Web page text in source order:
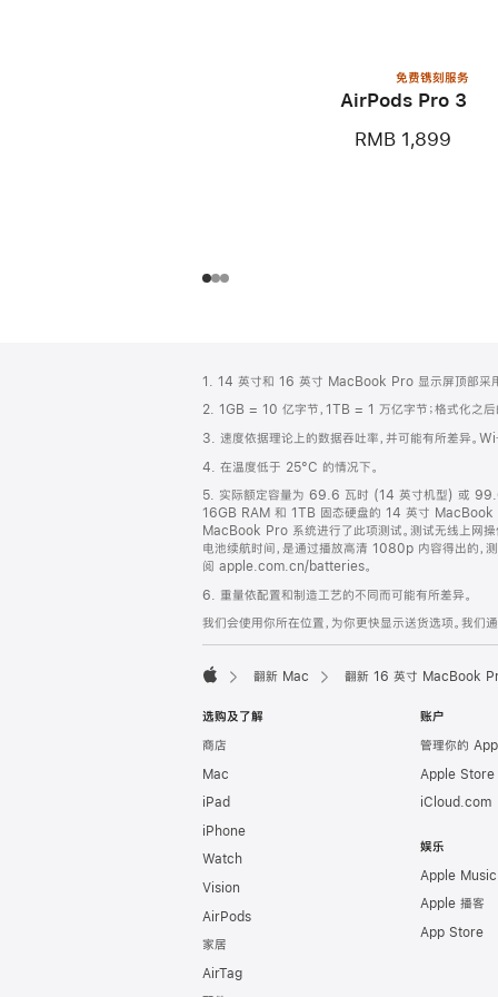
免费镌刻服务
AirPods Pro 3
RMB 1,899
页
脚
注
1. 14 英寸和 16 英寸 MacBook Pro 显示屏顶部采用
2. 1GB = 10 亿字节，1TB = 1 万亿字节；格式化之后
3. 速度依据理论上的数据吞吐率，并可能有所差异。
4. 在温度低于 25°C 的情况下。
5. 实际额定容量为 69.6 瓦时 (14 英寸机型) 或
16GB RAM 和 1TB 固态硬盘的 14 英寸 MacBook
MacBook Pro 系统进行了此项测试。测试无线上网
电池续航时间，是通过播放高清 1080p 内容得出的，
阅 apple.com.cn/batteries。
6. 重量依配置和制造工艺的不同而可能有所差异。
我们会使用你所在位置，为你更快显示送货选项。我
翻新 Mac 翻新 16 英寸 MacBook
选购及了解
商店
Mac
iPad
iPhone
Watch
Vision
AirPods
家居
AirTag
账户
管理你的
Apple Store
iCloud.com
娱乐
Apple Music
Apple 播客
App Store